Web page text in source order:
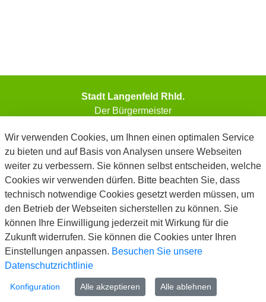
Stadt Langenfeld Rhld.
Der Bürgermeister
Telefon: 02173/794-0
Telefax: 02173/794-99999
E-Mail: info@langenfeld.de
Kontakt
www.langenfeld.de
Impressum
Datenschutz
Barrierefreiheit
FAQ
Wir verwenden Cookies, um Ihnen einen optimalen Service
zu bieten und auf Basis von Analysen unsere Webseiten
weiter zu verbessern. Sie können selbst entscheiden, welche
Cookies wir verwenden dürfen. Bitte beachten Sie, dass
technisch notwendige Cookies gesetzt werden müssen, um
den Betrieb der Webseiten sicherstellen zu können. Sie
können Ihre Einwilligung jederzeit mit Wirkung für die
Zukunft widerrufen. Sie können die Cookies unter Ihren
Einstellungen anpassen. Besuchen Sie unsere
Datenschutzrichtlinie
Konfiguration Alle akzeptieren Alle ablehnen